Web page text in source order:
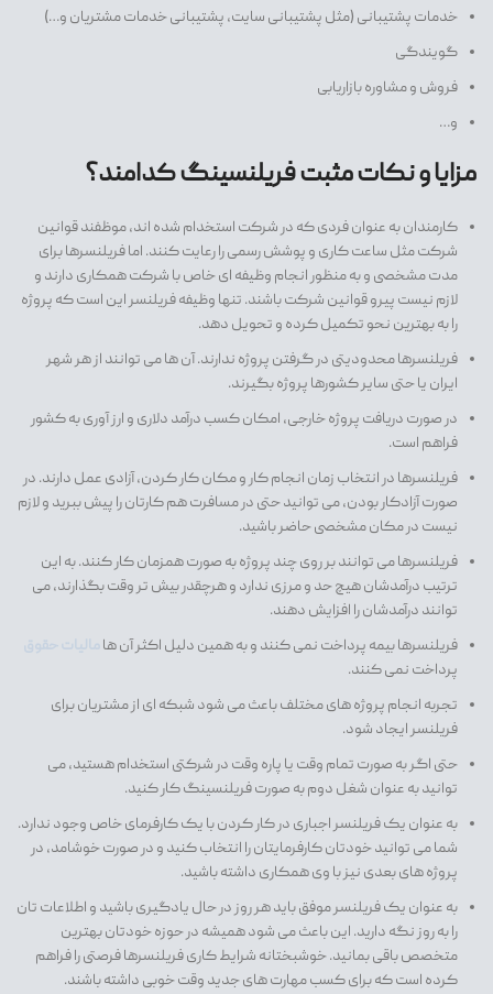
خدمات پشتیبانی (مثل پشتیبانی سایت، پشتیبانی خدمات مشتریان و…)
گویندگی
فروش و مشاوره بازاریابی
و…
مزایا و نکات مثبت فریلنسینگ کدامند؟
کارمندان به عنوان فردی که در شرکت استخدام شده اند، موظفند قوانین
شرکت مثل ساعت کاری و پوشش رسمی را رعایت کنند. اما فریلنسرها برای
مدت مشخصی و به منظور انجام وظیفه ای خاص با شرکت همکاری دارند و
لازم نیست پیرو قوانین شرکت باشند. تنها وظیفه فریلنسر این است که پروژه
را به بهترین نحو تکمیل کرده و تحویل دهد.
فریلنسرها محدودیتی در گرفتن پروژه ندارند. آن ها می توانند از هر شهر
ایران یا حتی سایر کشورها پروژه بگیرند.
در صورت دریافت پروژه خارجی، امکان کسب درآمد دلاری و ارز آوری به کشور
فراهم است.
فریلنسرها در انتخاب زمان انجام کار و مکان کار کردن، آزادی عمل دارند. در
صورت آزادکار بودن، می توانید حتی در مسافرت هم کارتان را پیش ببرید و لازم
نیست در مکان مشخصی حاضر باشید.
فریلنسرها می توانند بر روی چند پروژه به صورت همزمان کار کنند. به این
ترتیب درآمدشان هیچ حد و مرزی ندارد و هرچقدر بیش تر وقت بگذارند، می
توانند درآمدشان را افزایش دهند.
فریلنسرها بیمه پرداخت نمی کنند و به همین دلیل اکثر آن ها مالیات حقوق
پرداخت نمی کنند.
تجربه انجام پروژه های مختلف باعث می شود شبکه ای از مشتریان برای
فریلنسر ایجاد شود.
حتی اگر به صورت تمام وقت یا پاره وقت در شرکتی استخدام هستید، می
توانید به عنوان شغل دوم به صورت فریلنسینگ کار کنید.
به عنوان یک فریلنسر اجباری در کار کردن با یک کارفرمای خاص وجود ندارد.
شما می توانید خودتان کارفرمایتان را انتخاب کنید و در صورت خوشامد، در
پروژه های بعدی نیز با وی همکاری داشته باشید.
به عنوان یک فریلنسر موفق باید هر روز در حال یادگیری باشید و اطلاعات تان
را به روز نگه دارید. این باعث می شود همیشه در حوزه خودتان بهترین
متخصص باقی بمانید. خوشبختانه شرایط کاری فریلنسرها فرصتی را فراهم
کرده است که برای کسب مهارت های جدید وقت خوبی داشته باشند.